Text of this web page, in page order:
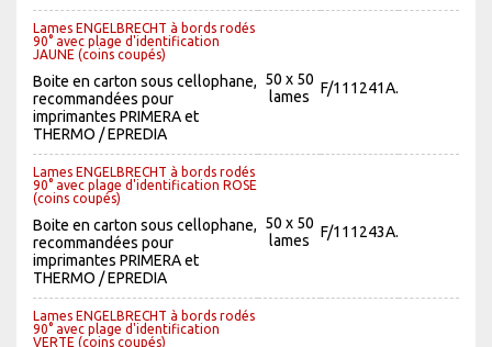
Lames ENGELBRECHT à bords rodés
90° avec plage d'identification
JAUNE (coins coupés)
Boite en carton sous cellophane,
recommandées pour
imprimantes PRIMERA et
THERMO / EPREDIA
50 x 50
lames
F/111241A.
Lames ENGELBRECHT à bords rodés
90° avec plage d'identification ROSE
(coins coupés)
Boite en carton sous cellophane,
recommandées pour
imprimantes PRIMERA et
THERMO / EPREDIA
50 x 50
lames
F/111243A.
Lames ENGELBRECHT à bords rodés
90° avec plage d'identification
VERTE (coins coupés)